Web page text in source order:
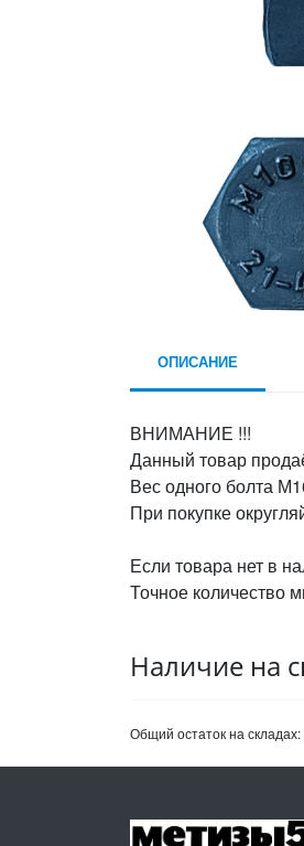
ОПИСАНИЕ
ВНИМАНИЕ !!!
Данный товар
Вес одного болта
При покупке
Если товара нет в
Точное количество
Наличие на
Общий остаток на складах: